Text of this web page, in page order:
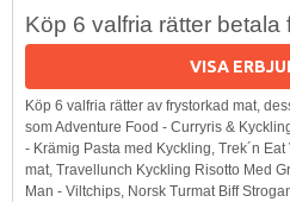
Köp 6 valfria rätter betala
VISA
Köp 6 valfria rätter av frystorkad mat,
som Adventure Food - Curryris &
- Krämig Pasta med Kyckling, Trek´n
mat, Travellunch Kyckling Risotto Med
Man - Viltchips, Norsk Turmat Biff